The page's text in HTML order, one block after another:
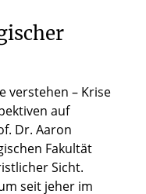
verstehen – Krise
auf
Dr. Aaron
Fakultät
Sicht.
seit jeher im